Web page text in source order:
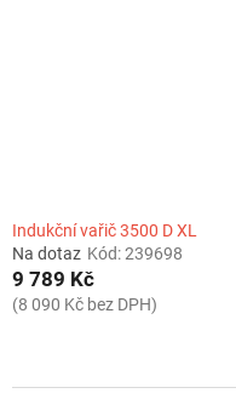
Indukční vařič 3500 D XL
Na dotaz Kód:239698
9 789 Kč
(8 090 Kč bez DPH)